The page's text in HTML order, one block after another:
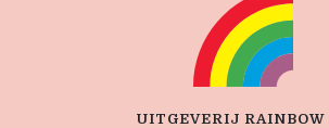
UITGEVERIJ RAINBOW